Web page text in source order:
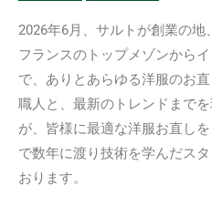
2026年6月、サルトが創業の地
フランスのトップメゾンから
で、ありとあらゆる洋服のお
職人と、最新のトレンドまで
が、皆様に最適な洋服お直し
で数年に渡り技術を学んだス
おります。